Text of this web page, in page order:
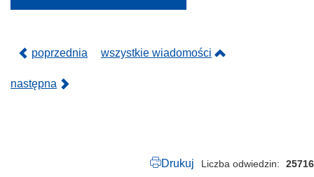
p
d
poprzednia wszystkie wiadomości
następna
Drukuj Liczba odwiedzin 25716